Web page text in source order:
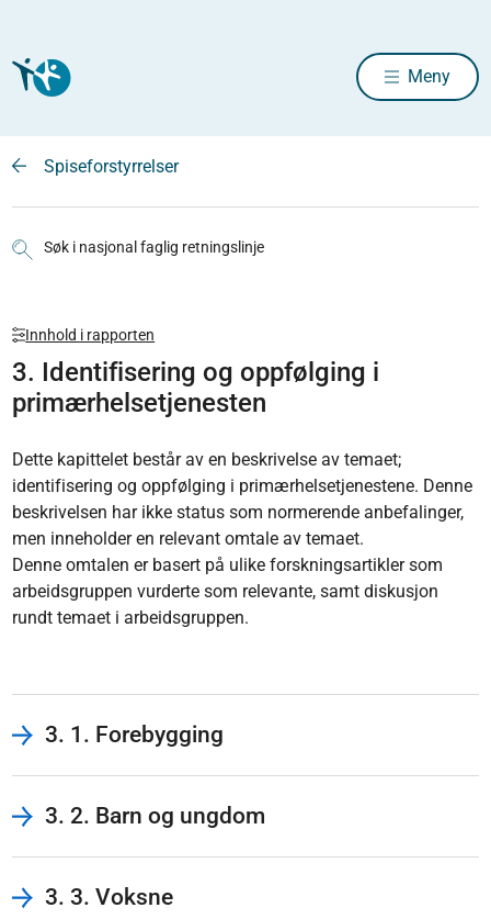
Meny
Spiseforstyrrelser
Søk i nasjonal faglig retningslinje
Innhold i rapporten
3. Identifisering og oppfølging i
primærhelsetjenesten
Dette kapittelet består av en beskrivelse av temaet;
identifisering og oppfølging i primærhelsetjenestene. Denne
beskrivelsen har ikke status som normerende anbefalinger,
men inneholder en relevant omtale av temaet.
Denne omtalen er basert på ulike forskningsartikler som
arbeidsgruppen vurderte som relevante, samt diskusjon
rundt temaet i arbeidsgruppen.
3. 1. Forebygging
3. 2. Barn og ungdom
3. 3. Voksne